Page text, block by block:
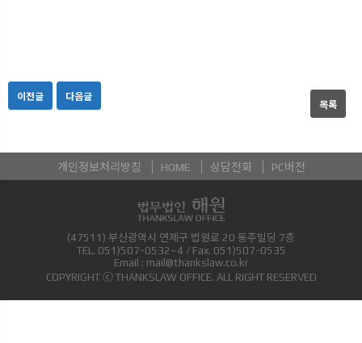
이전글 다음글
목록
개인정보처리방침 HOME 상담전화 PC버전
(47511) 부산광역시 연제구 법원로 20 동주빌딩 7층
TEL. 051)507-0532~4 / Fax. 051)507-0535
Email : mail@thankslaw.co.kr
COPYRIGHT ⓒ THANKSLAW OFFICE. ALL RIGHT RESERVED